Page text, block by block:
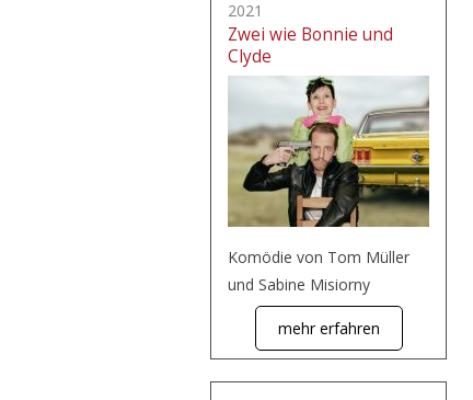
2021
Zwei wie Bonnie und
Clyde
Komödie von Tom Müller
und Sabine Misiorny
mehr erfahren